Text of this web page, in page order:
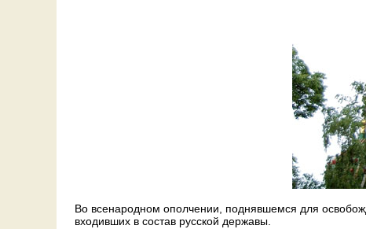
Во всенародном ополчении, поднявшемся для
входивших в состав русской державы.